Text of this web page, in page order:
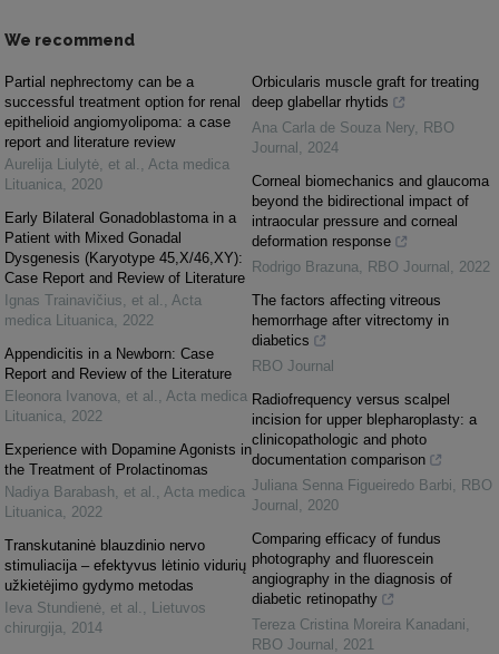
We recommend
Partial nephrectomy can be a
successful treatment option for renal
epithelioid angiomyolipoma: a case
report and literature review
Aurelija Liulytė, et al. , Acta medica
Lituanica, 2020
Early Bilateral Gonadoblastoma in a
Patient with Mixed Gonadal
Dysgenesis (Karyotype 45,X/46,XY):
Case Report and Review of Literature
Ignas Trainavičius, et al. , Acta
medica Lituanica, 2022
Appendicitis in a Newborn: Case
Report and Review of the Literature
Eleonora Ivanova, et al. , Acta medica
Lituanica, 2022
Experience with Dopamine Agonists in
the Treatment of Prolactinomas
Nadiya Barabash, et al. , Acta medica
Lituanica, 2022
Transkutaninė blauzdinio nervo
stimuliacija – efektyvus lėtinio vidurių
užkietėjimo gydymo metodas
Ieva Stundienė, et al. , Lietuvos
chirurgija, 2014
Orbicularis muscle graft for treating
deep glabellar rhytids
Ana Carla de Souza Nery, RBO
Journal , 2024
Corneal biomechanics and glaucoma
beyond the bidirectional impact of
intraocular pressure and corneal
deformation response
Rodrigo Brazuna, RBO Journal , 2022
The factors affecting vitreous
hemorrhage after vitrectomy in
diabetics
RBO Journal
Radiofrequency versus scalpel
incision for upper blepharoplasty: a
clinicopathologic and photo
documentation comparison
Juliana Senna Figueiredo Barbi, RBO
Journal , 2020
Comparing efficacy of fundus
photography and fluorescein
angiography in the diagnosis of
diabetic retinopathy
Tereza Cristina Moreira Kanadani,
RBO Journal , 2021